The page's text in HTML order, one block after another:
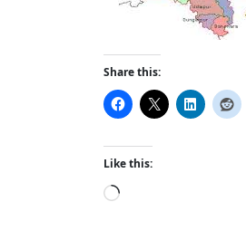
Share this:
Like this:
L